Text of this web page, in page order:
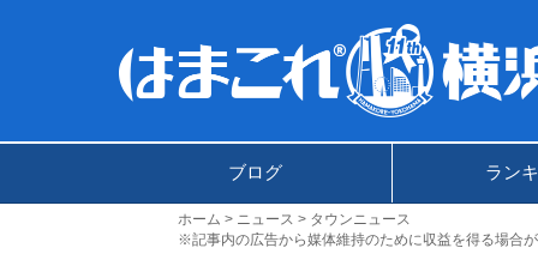
ブログ ラン
ホーム ニュース
タウンニュース
※記事内の広告から媒体維持のために収益を得る場合